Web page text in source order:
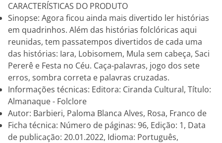
CARACTERÍSTICAS DO PRODUTO
Sinopse: Agora ficou ainda mais divertido ler histórias
em quadrinhos. Além das histórias folclóricas aqui
reunidas, tem passatempos divertidos de cada uma
das histórias: Iara, Lobisomem, Mula sem cabeça, Saci
Pererê e Festa no Céu. Caça-palavras, jogo dos sete
erros, sombra correta e palavras cruzadas.
Informações técnicas: Editora: Ciranda Cultural, Título:
Almanaque - Folclore
Autor: Barbieri, Paloma Blanca Alves, Rosa, Franco de
Ficha técnica: Número de páginas: 96, Edição: 1, Data
de publicação: 20.01.2022, Idioma: Português,